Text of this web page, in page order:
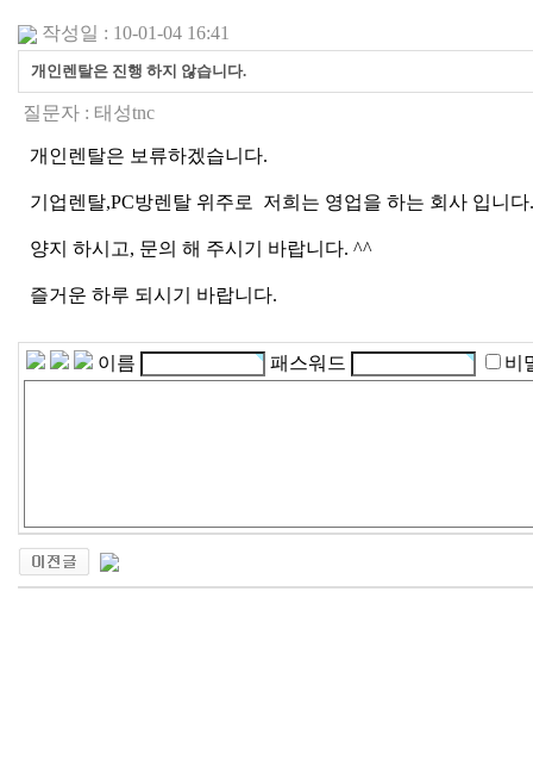
작성일 : 10-01-04 16:41
개인렌탈은 진행 하지 않습니다.
질문자 : 태성tnc
개인렌탈은 보류하겠습니다.
기업렌탈,PC방렌탈 위주로 저희는 영업을 하는 회사 입니다.
양지 하시고, 문의 해 주시기 바랍니다. ^^
즐거운 하루 되시기 바랍니다.
이름 패스워드 비